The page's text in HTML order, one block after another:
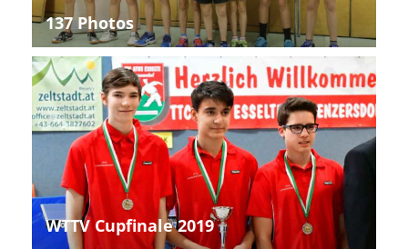
137 Photos
WTTV Cupfinale 2019